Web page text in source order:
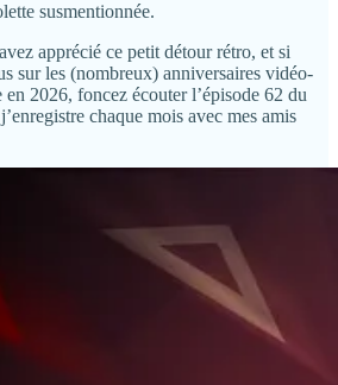
susmentionnée.
apprécié ce petit détour rétro, et si
sur les (nombreux) anniversaires vidéo-
2026, foncez écouter l’épisode 62 du
chaque mois avec mes amis